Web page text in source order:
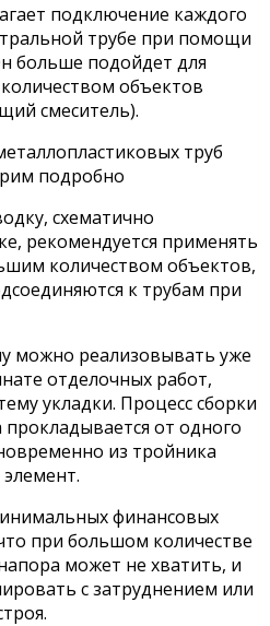
подключение каждого
трубе при помощи
больше подойдет для
объектов
смеситель).
схематично
рекомендуется применять
количеством объектов,
к трубам при
можно реализовывать уже
отделочных работ,
укладки. Процесс сборки
прокладывается от одного
из тройника
финансовых
при большом количестве
может не хватить, и
с затруднением или